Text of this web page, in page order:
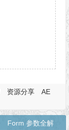
资源分享
AE
Form 参数全解